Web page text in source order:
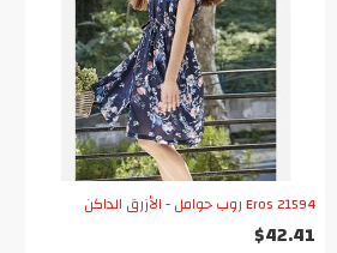
Eros 21594 روب حوامل - الأزرق الداكن
$42.41